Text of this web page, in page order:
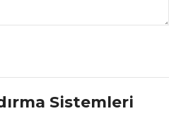
Sistemleri